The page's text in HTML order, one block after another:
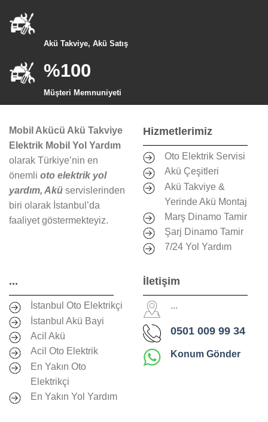
Akü Takviye, Akü Satış
%100
Müşteri Memnuniyeti
Mobil Akücü Akü Takviye
Elektrik Mobil Yol Yardım
olarak Türkiye’nin en
önemli oto elektrik yol
yardım, Akü servislerinden
biri olarak İstanbul’da
faaliyet göstermekteyiz.
Hizmetlerimiz
Oto Elektrik Servisi
Akü Çeşitleri
Akü Takviye &
Yerinde Akü Montaj
Marş Dinamo Tamir
Şarj Dinamo Tamir
7/24 Yol Yardım
...
İstanbul Oto Elektrikçi
İstanbul Akü Bayi
Acil Akü
Acil Oto Elektrik
En Yakın Oto
Elektrikçi
En Yakın Yol Yardım
İletişim
...
0501 009 99 34
Konum Gönder